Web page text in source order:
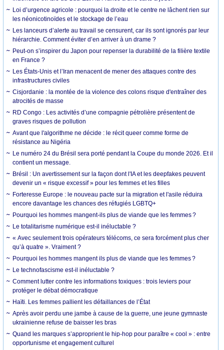
Loi d’urgence agricole : pourquoi la droite et le centre ne lâchent rien sur
les néonicotinoïdes et le stockage de l’eau
Les lanceurs d’alerte au travail se censurent, car ils sont ignorés par leur
hiérarchie. Comment éviter d’en arriver à un drame ?
Peut-on s’inspirer du Japon pour repenser la durabilité de la filière textile
en France ?
Les États-Unis et l’Iran menacent de mener des attaques contre des
infrastructures civiles
Cisjordanie : la montée de la violence des colons risque d'entraîner des
atrocités de masse
RD Congo : Les activités d’une compagnie pétrolière présentent de
graves risques de pollution
Avant que l'algorithme ne décide : le récit queer comme forme de
résistance au Nigéria
Le numéro 24 du Brésil sera porté pendant la Coupe du monde 2026. Et il
contient un message.
Brésil : Un avertissement sur la façon dont l'IA et les deepfakes peuvent
devenir un « risque excessif » pour les femmes et les filles
Forteresse Europe : le nouveau pacte sur la migration et l'asile réduira
encore davantage les chances des réfugiés LGBTQ+
Pourquoi les hommes mangent-ils plus de viande que les femmes ?
Le totalitarisme numérique est-il inéluctable ?
« Avec seulement trois opérateurs télécoms, ce sera forcément plus cher
qu’à quatre ». Vraiment ?
Pourquoi les hommes mangent ils plus de viande que les femmes ?
Le technofascisme est-il inéluctable ?
Comment lutter contre les informations toxiques : trois leviers pour
protéger le débat démocratique
Haïti. Les femmes pallient les défaillances de l’État
Après avoir perdu une jambe à cause de la guerre, une jeune gymnaste
ukrainienne refuse de baisser les bras
Quand les marques s’approprient le hip-hop pour paraître « cool » : entre
opportunisme et engagement culturel